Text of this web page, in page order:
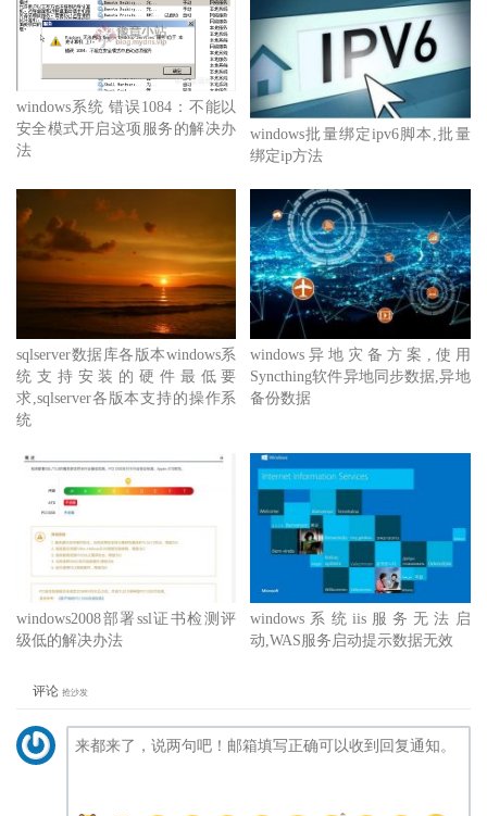
windows系统 错误1084：不能以
安全模式开启这项服务的解决办
法
windows批量绑定ipv6脚本,批量
绑定ip方法
sqlserver数据库各版本windows系
统支持安装的硬件最低要
求,sqlserver各版本支持的操作系
统
windows异地灾备方案,使用
Syncthing软件异地同步数据,异地
备份数据
windows2008部署ssl证书检测评
级低的解决办法
windows系统iis服务无法启
动,WAS服务启动提示数据无效
评论 抢沙发